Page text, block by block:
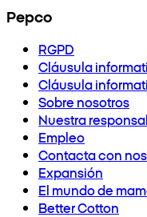
Pepco
RGPD
Cláusula
Cláusula
Sobre nosotros
Nuestra
Empleo
Contacta con
Expansión
El mundo de
Better Cotton